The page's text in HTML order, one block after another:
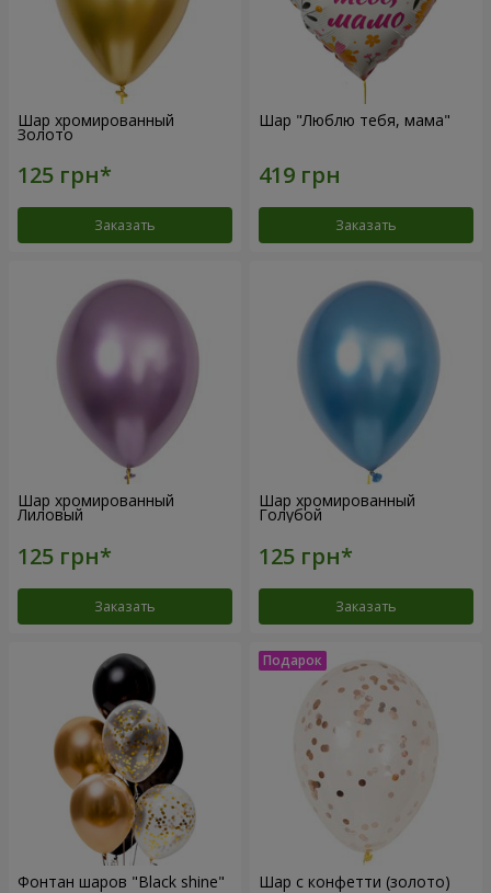
Шар хромированный
Золото
Заказать
Шар "Люблю тебя, мама"
Заказать
Шар хромированный
Лиловый
Заказать
Шар хромированный
Голубой
Заказать
Фонтан шаров "Black shine" Шар с конфетти (золото)